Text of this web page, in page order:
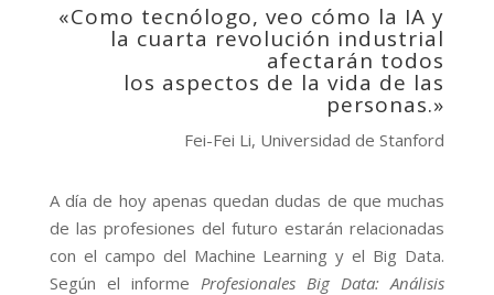
«Como tecnólogo, veo cómo la IA y
la cuarta revolución industrial
afectarán todos
los aspectos de la vida de las
personas.»
Fei-Fei Li, Universidad de Stanford
A día de hoy apenas quedan dudas de que muchas
de las profesiones del futuro estarán relacionadas
con el campo del Machine Learning y el Big Data.
Según el informe Profesionales Big Data: Análisis